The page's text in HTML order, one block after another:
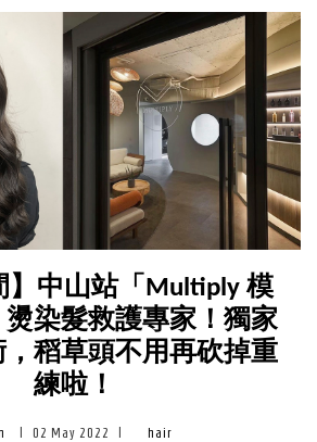
】中山站「Multiply 模
染髮救護專家！獨家
稻草頭不用再砍掉重
練啦！
02 May 2022 hair